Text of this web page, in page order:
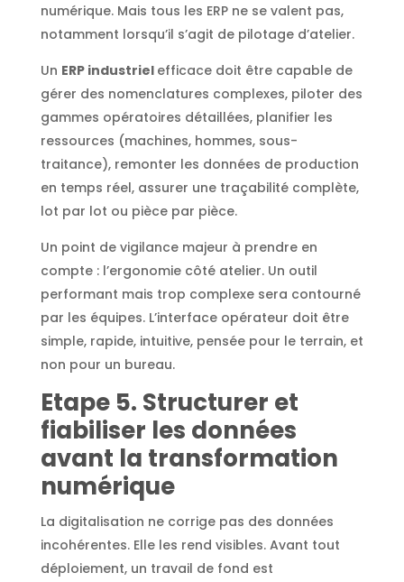
numérique. Mais tous les ERP ne se valent pas,
notamment lorsqu’il s’agit de pilotage d’atelier.
Un ERP industriel efficace doit être capable de
gérer des nomenclatures complexes, piloter des
gammes opératoires détaillées, planifier les
ressources (machines, hommes, sous-
traitance), remonter les données de production
en temps réel, assurer une traçabilité complète,
lot par lot ou pièce par pièce.
Un point de vigilance majeur à prendre en
compte : l’ergonomie côté atelier. Un outil
performant mais trop complexe sera contourné
par les équipes. L’interface opérateur doit être
simple, rapide, intuitive, pensée pour le terrain, et
non pour un bureau.
Etape 5. Structurer et
fiabiliser les données
avant la transformation
numérique
La digitalisation ne corrige pas des données
incohérentes. Elle les rend visibles. Avant tout
déploiement, un travail de fond est